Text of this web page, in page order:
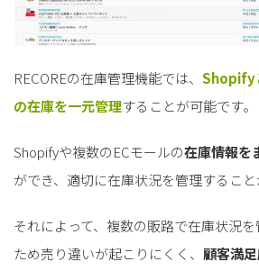
RECOREの在庫管理機能では、 Shopify
の在庫を一元管理することが可能です。
Shopifyや複数のECモールの在庫情報を
ができ、適切に在庫状況を管理すること
それによって、複数の販路で在庫状況
ため売り違いが起こりにくく、 顧客満